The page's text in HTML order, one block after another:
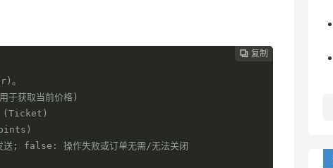
 复制
 复制
 复制
 复制
。
获取当前价格)
(Ticket)
操作失败或订单无需/无法关闭